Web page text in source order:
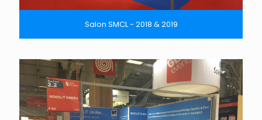
Salon SMCL - 2018 & 2019